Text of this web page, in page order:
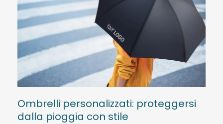
Ombrelli personalizzati: proteggersi
dalla pioggia con stile